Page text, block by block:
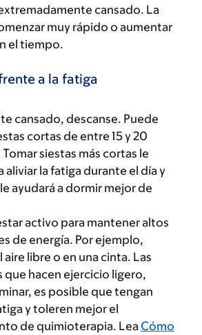
cansado. La
muy rápido o aumentar
el tiempo.
a la fatiga
cansado, descanse. Puede
cortas de entre 15 y 20
siestas más cortas le
aliviar la fatiga durante el día y
ayudará a dormir mejor de
activo para mantener altos
de energía. Por ejemplo,
aire libre o en una cinta. Las
que hacen ejercicio ligero,
es posible que tengan
y toleren mejor el
de quimioterapia. Lea Cómo